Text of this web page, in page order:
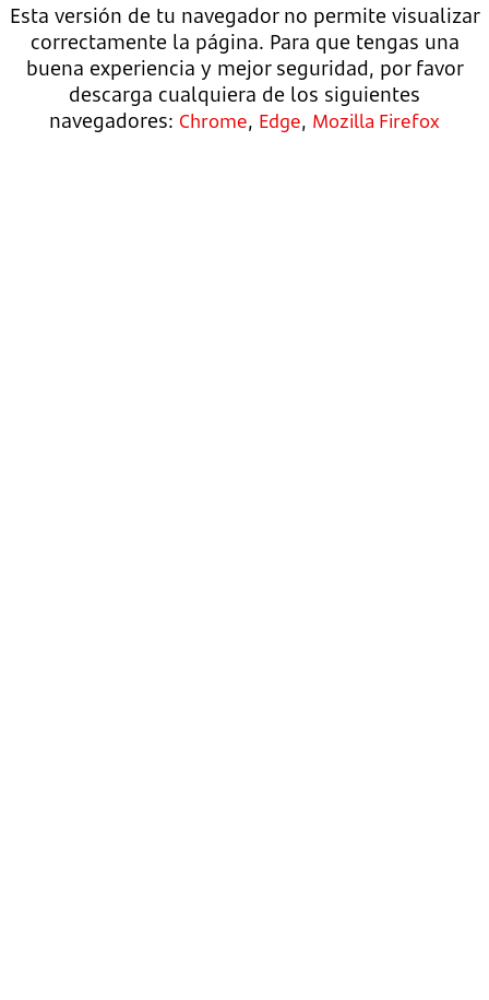
Esta versión de tu navegador no permite visualizar
correctamente la página. Para que tengas una
buena experiencia y mejor seguridad, por favor
descarga cualquiera de los siguientes
navegadores: Chrome, Edge, Mozilla Firefox